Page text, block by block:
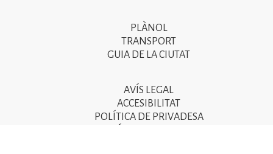
PLÀNOL
TRANSPORT
GUIA DE LA CIUTAT
AVÍS LEGAL
ACCESIBILITAT
POLÍTICA DE PRIVADESA